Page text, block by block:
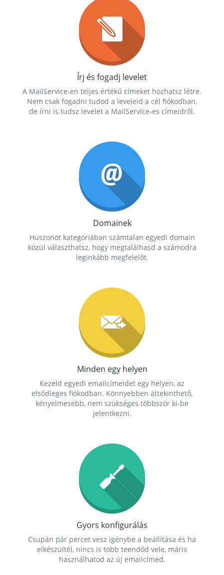
Írj és fogadj levelet
A MailService-en teljes értékű címeket hozhatsz létre.
Nem csak fogadni tudod a leveleid a cél fiókodban,
de írni is tudsz levelet a MailService-es címeidről.
Domainek
Huszonöt kategóriában számtalan egyedi domain
közül választhatsz, hogy megtalálhasd a számodra
leginkább megfelelőt.
Minden egy helyen
Kezeld egyedi emailcímeidet egy helyen, az
elsődleges fiókodban. Könnyebben áttekinthető,
kényelmesebb, nem szükséges többször ki-be
jelentkezni.
Gyors konfigurálás
Csupán pár percet vesz igénybe a beállítása és ha
elkészültél, nincs is több teendőd vele, máris
használhatod az új emailcímed.